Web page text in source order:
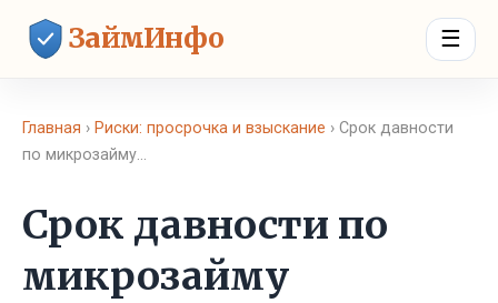
ЗаймИнфо ☰
Главная › Риски: просрочка и взыскание › Срок давности
по микрозайму…
Срок давности по
микрозайму